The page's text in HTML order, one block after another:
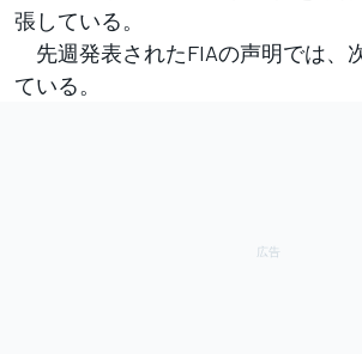
張している。
先週発表されたFIAの声明では、
ている。